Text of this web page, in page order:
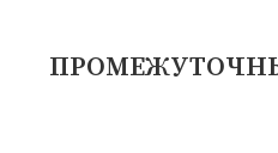
Следующая